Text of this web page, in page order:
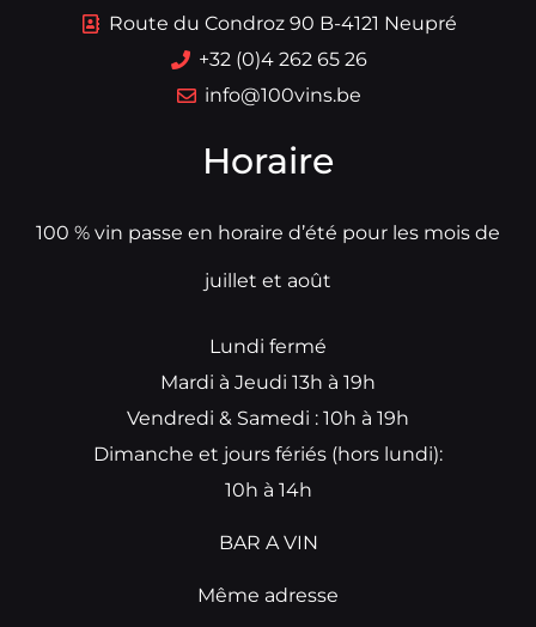
Route du Condroz 90 B-4121 Neupré
+32 (0)4 262 65 26
info@100vins.be
Horaire
100 % vin passe en horaire d’été pour les mois de
juillet et août
Lundi fermé
Mardi à Jeudi 13h à 19h
Vendredi & Samedi : 10h à 19h
Dimanche et jours fériés (hors lundi):
10h à 14h
BAR A VIN
Même adresse